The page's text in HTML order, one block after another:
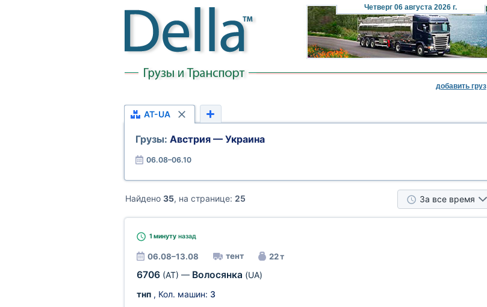
Четверг 06 августа 2026 г.
добавить груз
AT-UA
Грузы: Австрия — Украина
06.08–06.10
Найдено 35, на странице: 25 За все время
1 минутуназад
06.08–13.08 тент 22 т
6706 (AT) — Волосянка (UA)
тнп, Кол. машин: 3